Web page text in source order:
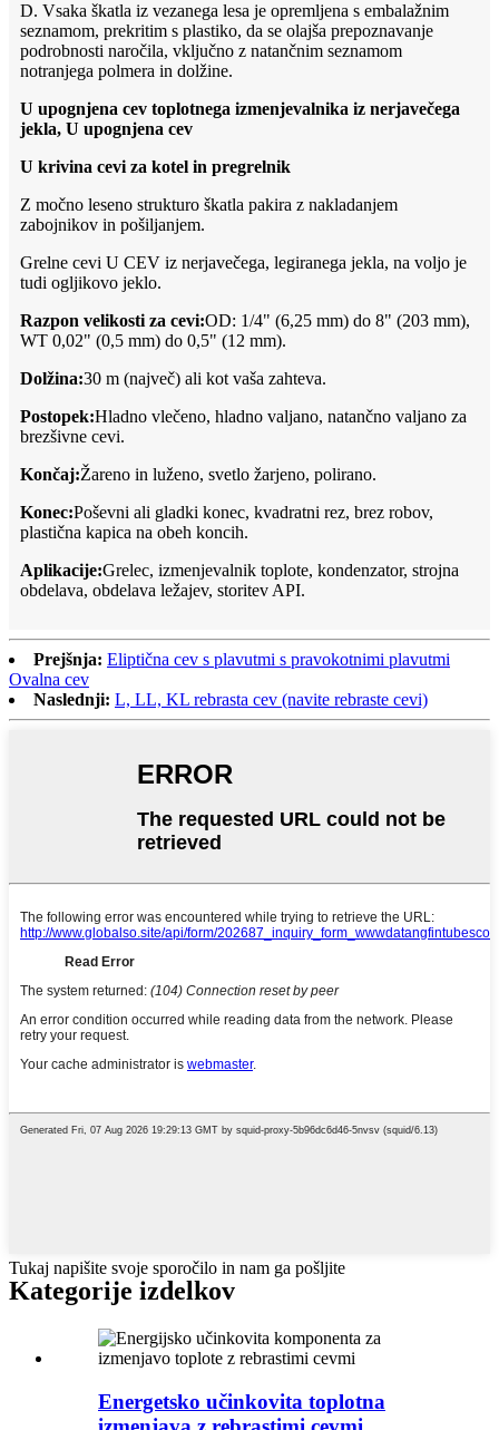
D. Vsaka škatla iz vezanega lesa je opremljena s embalažnim
seznamom, prekritim s plastiko, da se olajša prepoznavanje
podrobnosti naročila, vključno z natančnim seznamom
notranjega polmera in dolžine.
U upognjena cev toplotnega izmenjevalnika iz nerjavečega
jekla, U upognjena cev
U krivina cevi za kotel in pregrelnik
Z močno leseno strukturo škatla pakira z nakladanjem
zabojnikov in pošiljanjem.
Grelne cevi U CEV iz nerjavečega, legiranega jekla, na voljo je
tudi ogljikovo jeklo.
Razpon velikosti za cevi:OD: 1/4" (6,25 mm) do 8" (203 mm),
WT 0,02" (0,5 mm) do 0,5" (12 mm).
Dolžina:30 m (največ) ali kot vaša zahteva.
Postopek:Hladno vlečeno, hladno valjano, natančno valjano za
brezšivne cevi.
Končaj:Žareno in luženo, svetlo žarjeno, polirano.
Konec:Poševni ali gladki konec, kvadratni rez, brez robov,
plastična kapica na obeh koncih.
Aplikacije:Grelec, izmenjevalnik toplote, kondenzator, strojna
obdelava, obdelava ležajev, storitev API.
Prejšnja: Eliptična cev s plavutmi s pravokotnimi plavutmi
Ovalna cev
Naslednji: L, LL, KL rebrasta cev (navite rebraste cevi)
Tukaj napišite svoje sporočilo in nam ga pošljite
Kategorije izdelkov
Energetsko učinkovita toplotna